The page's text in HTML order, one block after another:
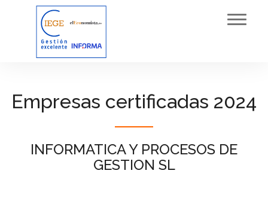
Empresas certificadas 2024
INFORMATICA Y PROCESOS DE
GESTION SL